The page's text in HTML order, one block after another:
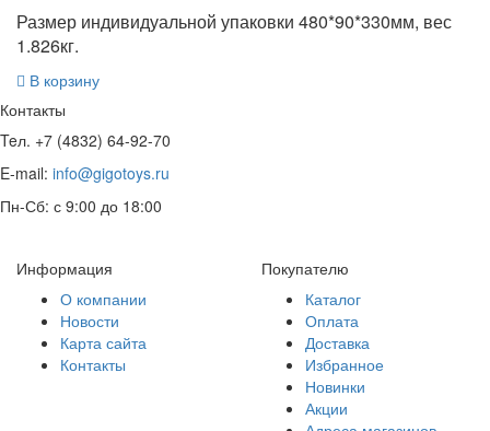
Размер индивидуальной упаковки 480*90*330мм, вес
1.826кг.
В корзину
Контакты
Teл. +7 (4832) 64-92-70
E-mail: info@gigotoys.ru
Пн-Сб: с 9:00 до 18:00
Информация
О компании
Новости
Карта сайта
Контакты
Покупателю
Каталог
Оплата
Доставка
Избранное
Новинки
Акции